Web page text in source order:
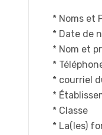
* Noms et
* Date de
* Nom et
*
* courriel
*
* Classe
* La(les)